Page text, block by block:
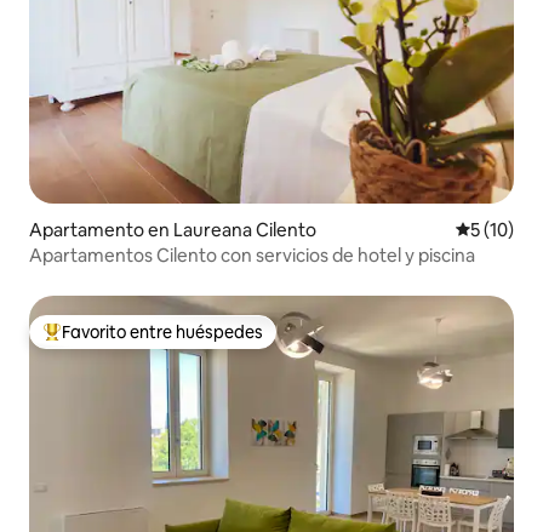
Apartamento en Laureana Cilento
5 (10)
Apartamentos Cilento con servicios de hotel y piscina
Favorito entre huéspedes preferido
Favorito entre huéspedes